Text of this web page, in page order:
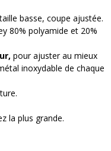
basse, coupe ajustée.
80% polyamide et 20%
pour ajuster au mieux
inoxydable de chaque
la plus grande.